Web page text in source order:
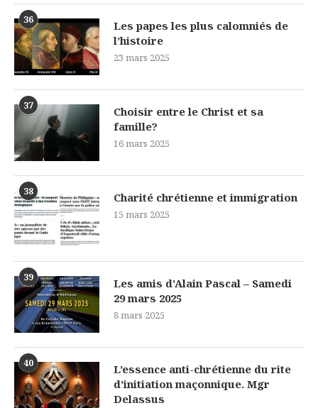
36
Les papes les plus calomniés de
l’histoire
23 mars 2025
37
Choisir entre le Christ et sa
famille?
16 mars 2025
38 Charité chrétienne et immigration
15 mars 2025
39
Les amis d’Alain Pascal – Samedi
29 mars 2025
8 mars 2025
40
L’essence anti-chrétienne du rite
d’initiation maçonnique. Mgr
Delassus